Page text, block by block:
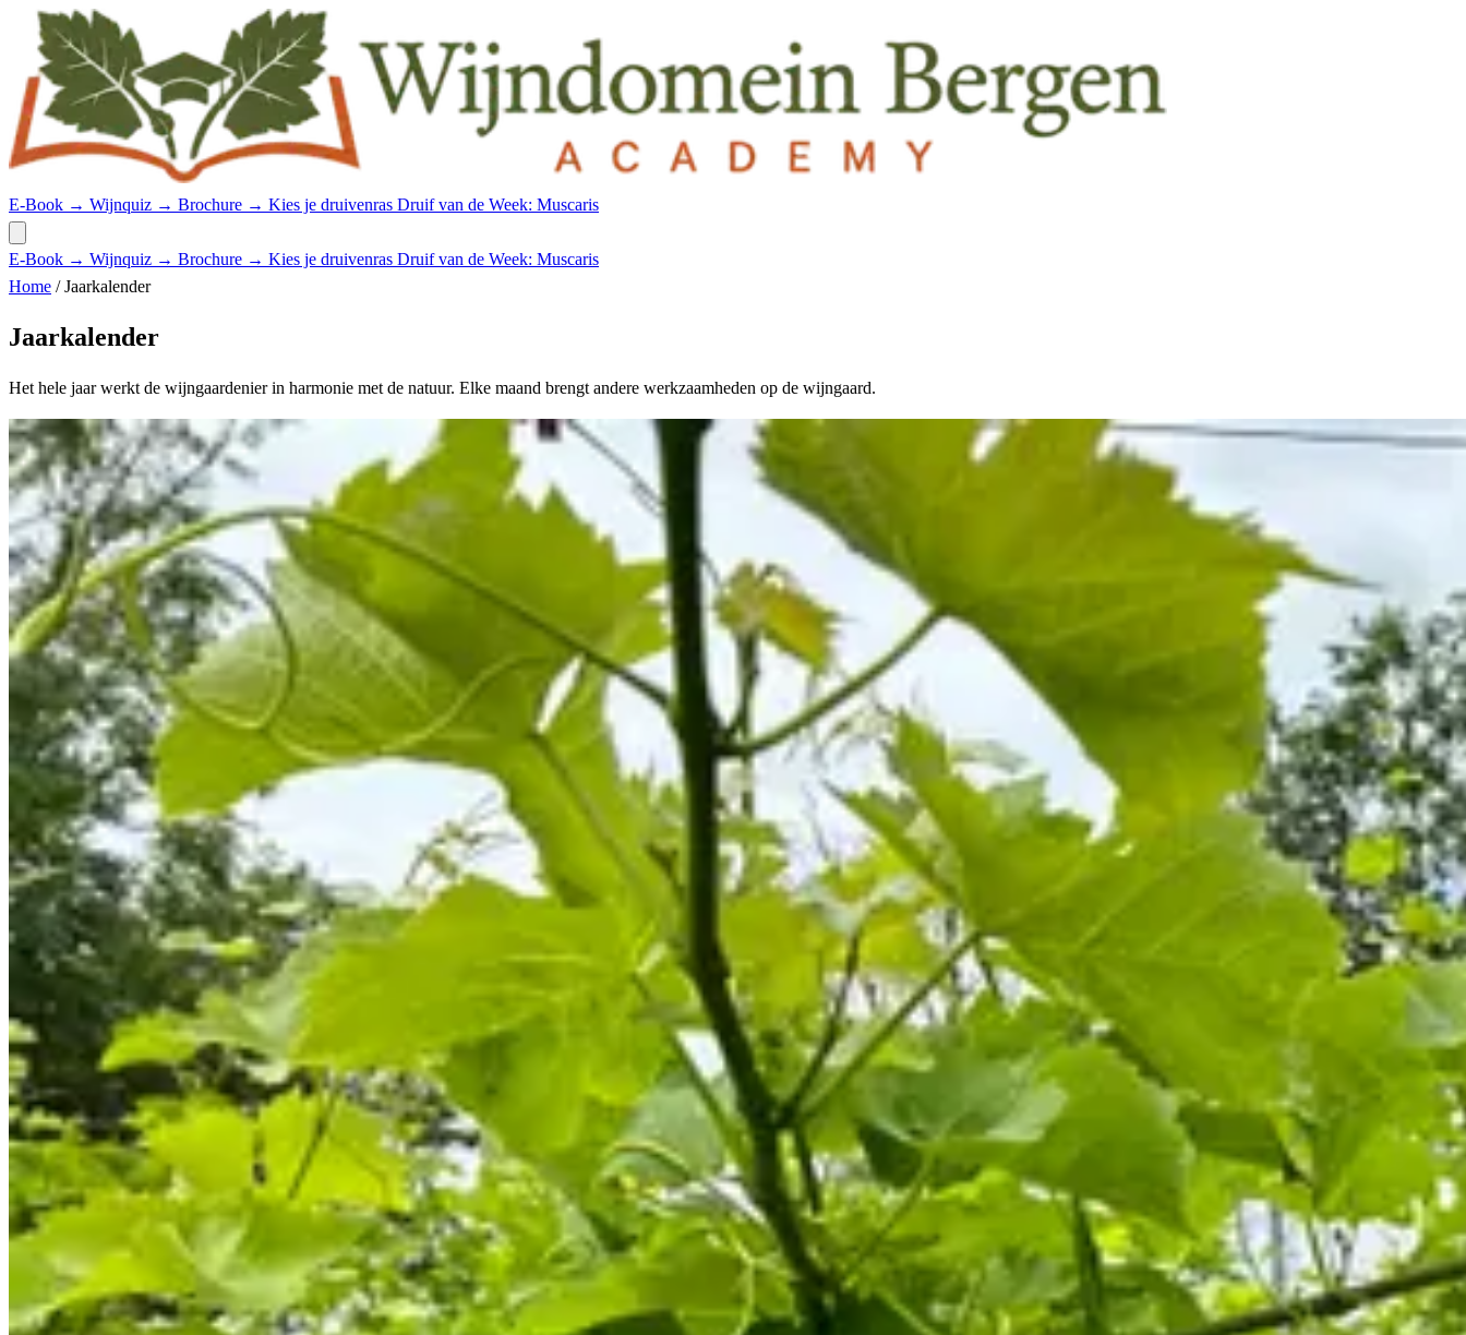
E-Book → Wijnquiz → Brochure → Kies je druivenras Druif van de Week: Muscaris
E-Book → Wijnquiz → Brochure → Kies je druivenras Druif van de Week: Muscaris
Home / Jaarkalender
Jaarkalender
Het hele jaar werkt de wijngaardenier in harmonie met de natuur. Elke maand brengt andere werkzaamheden op de wijngaard.